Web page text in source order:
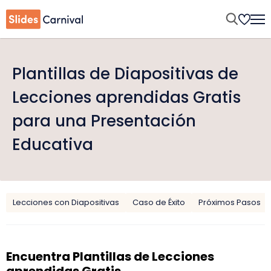
Plantillas de Diapositivas de
Lecciones aprendidas Gratis
para una Presentación
Educativa
Lecciones con Diapositivas Caso de Éxito Próximos Pasos
Encuentra Plantillas de Lecciones